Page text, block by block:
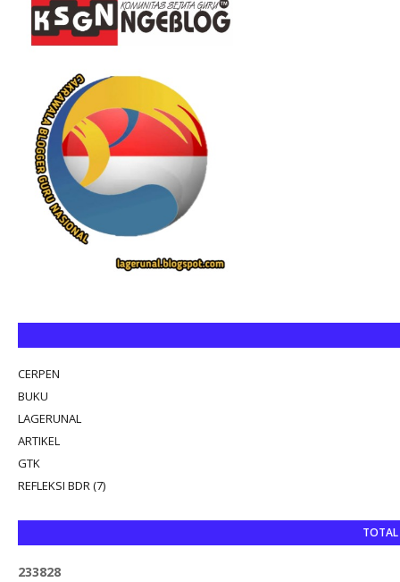
CERPEN
BUKU
LAGERUNAL
ARTIKEL
GTK
REFLEKSI BDR (7)
233828